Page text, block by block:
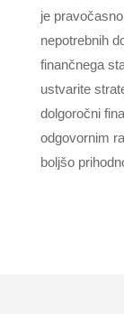
je
nepotrebnih
finančnega
ustvarite
dolgoročni
odgovornim
boljšo